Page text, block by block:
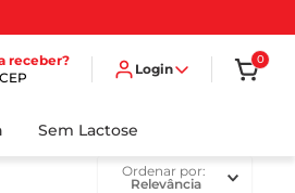
receber?
Login
0
Sem Lactose
ordenar por
Relevância